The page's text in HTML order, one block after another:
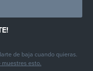
de baja cuando quieras.
muestres esto.